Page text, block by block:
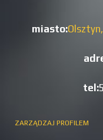
miasto:Olsztyn,
tel:
ZARZĄDZAJ PROFILEM